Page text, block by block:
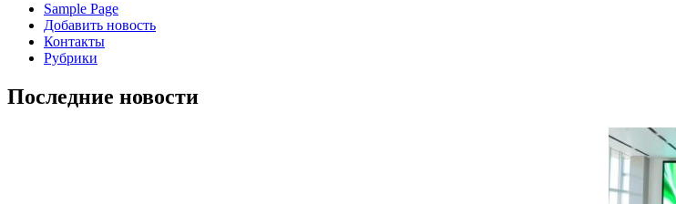
Sample Page
Добавить новость
Контакты
Рубрики
Последние новости